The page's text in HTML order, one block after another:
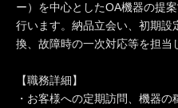
ー）を中心としたOA機器の提
行います。納品立会い、初期
換、故障時の一次対応等を担当
【職務詳細】
・お客様への定期訪問、機器